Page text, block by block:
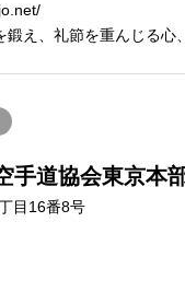
鍛え、礼節を重んじる心
手道協会東京本
目16番8号